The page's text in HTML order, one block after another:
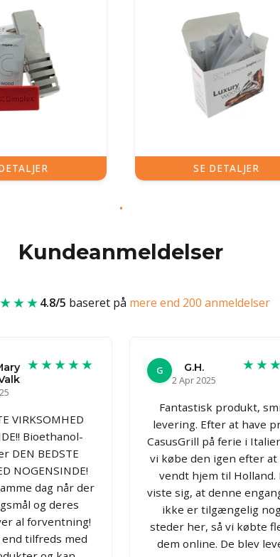
SE DETALJER
Kundeanmeldelser
4.8/5 baseret på mere end 200 anmeldelser
★★★★★
VIRKSOMHED
Bioethanol-
DEN BEDSTE
NOGENSINDE!
dag når der
og deres
al forventning!
end tilfreds med
G
G.H.
2 Apr 2025
Fantastisk produkt,
levering. Efter at have
CasusGrill på ferie i
vi købe den igen efter
vendt hjem til Holland.
viste sig, at denne
ikke er tilgængelig
steder her, så vi købte
dem online. De blev